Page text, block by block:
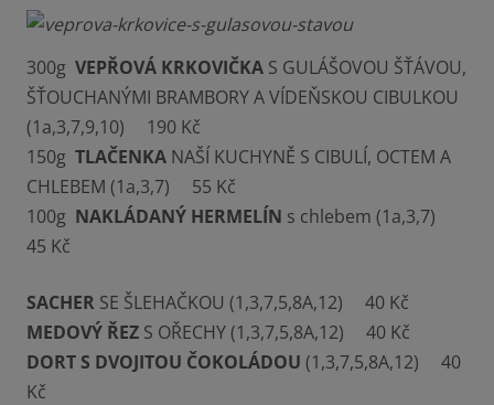
300g VEPŘOVÁ KRKOVIČKA S GULÁŠOVOU ŠŤÁVOU,
ŠŤOUCHANÝMI BRAMBORY A VÍDEŇSKOU CIBULKOU
(1a,3,7,9,10) 190 Kč
150g TLAČENKA NAŠÍ KUCHYNĚ S CIBULÍ, OCTEM A
CHLEBEM (1a,3,7) 55 Kč
100g NAKLÁDANÝ HERMELÍN s chlebem (1a,3,7)
45 Kč
SACHER SE ŠLEHAČKOU (1,3,7,5,8A,12) 40 Kč
MEDOVÝ ŘEZ S OŘECHY (1,3,7,5,8A,12) 40 Kč
DORT S DVOJITOU ČOKOLÁDOU (1,3,7,5,8A,12) 40
Kč